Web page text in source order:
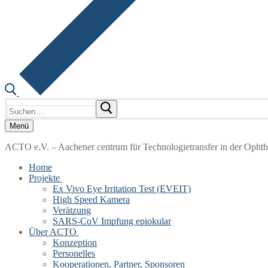
nach:
Menü
ACTO e.V. – Aachener centrum für Technologietransfer in der
Home
Projekte
Ex Vivo Eye Irritation Test (EVEIT)
High Speed Kamera
Verätzung
SARS-CoV Impfung epiokular
Über ACTO
Konzeption
Personelles
Kooperationen, Partner, Sponsoren